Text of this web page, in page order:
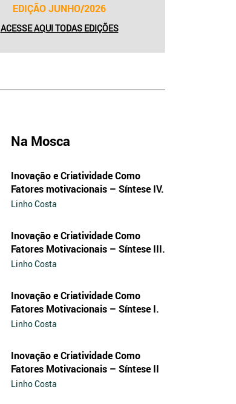
EDIÇÃO JUNHO/2026
ACESSE AQUI TODAS EDIÇÕES
Na Mosca
Inovação e Criatividade Como
Fatores motivacionais – Síntese IV.
Linho Costa
Inovação e Criatividade Como
Fatores Motivacionais – Síntese III.
Linho Costa
Inovação e Criatividade Como
Fatores Motivacionais – Síntese I.
Linho Costa
Inovação e Criatividade Como
Fatores Motivacionais – Síntese II
Linho Costa